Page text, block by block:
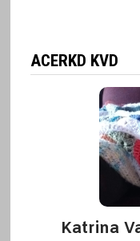
ACERKD KVD
Katrina